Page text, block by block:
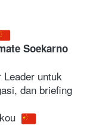
Soekarno
untuk
dan briefing